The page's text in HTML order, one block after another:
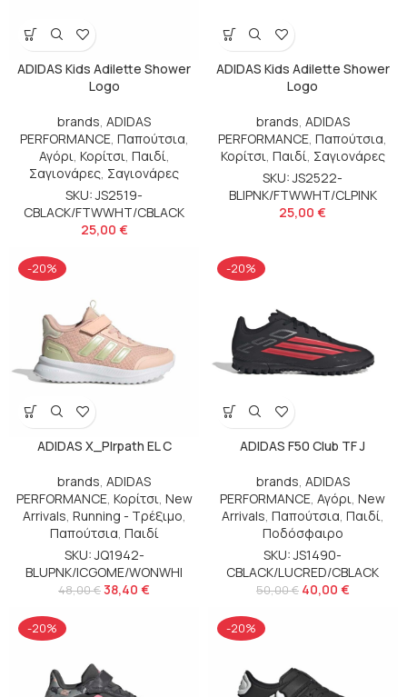
ADIDAS Kids Adilette Shower
Logo
brands, ADIDAS
PERFORMANCE, Παπούτσια,
Αγόρι, Κορίτσι, Παιδί,
Σαγιονάρες, Σαγιονάρες
SKU: JS2519-
CBLACK/FTWWHT/CBLACK
25,00 €
ADIDAS Kids Adilette Shower
Logo
brands, ADIDAS
PERFORMANCE,Παπούτσια,
Κορίτσι, Παιδί, Σαγιονάρες
SKU: JS2522-
BLIPNK/FTWWHT/CLPINK
25,00 €
ADIDAS X_Plrpath EL C
brands, ADIDAS
PERFORMANCE, Κορίτσι, New
Arrivals, Running - Τρέξιμο,
Παπούτσια, Παιδί
SKU: JQ1942-
BLUPNK/ICGOME/WONWHI
48,00€38,40 €
-20%
ADIDAS F50 Club TF J
brands, ADIDAS
PERFORMANCE,Αγόρι,New
Arrivals, Παπούτσια, Παιδί,
Ποδόσφαιρο
SKU: JS1490-
CBLACK/LUCRED/CBLACK
50,00€ 40,00 €
-20%
-20% -20%